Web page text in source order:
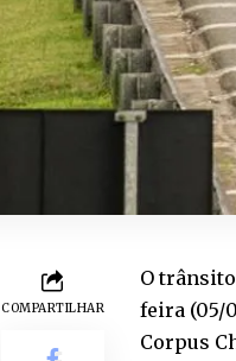
COMPARTILHAR
O
feira (05/
Corpus